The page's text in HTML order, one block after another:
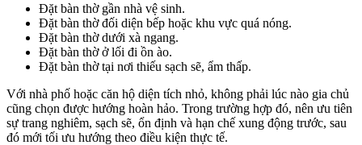
Đặt bàn thờ gần nhà vệ sinh.
Đặt bàn thờ đối diện bếp hoặc khu vực quá nóng.
Đặt bàn thờ dưới xà ngang.
Đặt bàn thờ ở lối đi ồn ào.
Đặt bàn thờ tại nơi thiếu sạch sẽ, ẩm thấp.
Với nhà phố hoặc căn hộ diện tích nhỏ, không phải lúc nào gia chủ
cũng chọn được hướng hoàn hảo. Trong trường hợp đó, nên ưu tiên
sự trang nghiêm, sạch sẽ, ổn định và hạn chế xung động trước, sau
đó mới tối ưu hướng theo điều kiện thực tế.